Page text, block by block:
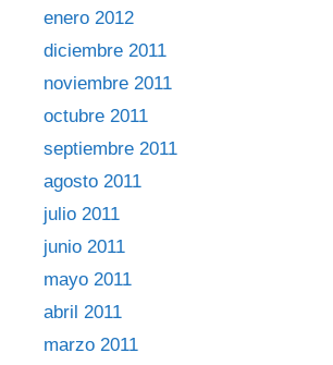
enero 2012
diciembre 2011
noviembre 2011
octubre 2011
septiembre 2011
agosto 2011
julio 2011
junio 2011
mayo 2011
abril 2011
marzo 2011